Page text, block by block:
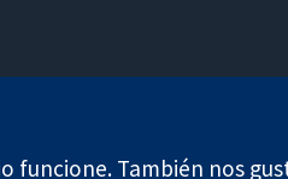
funcione. También nos